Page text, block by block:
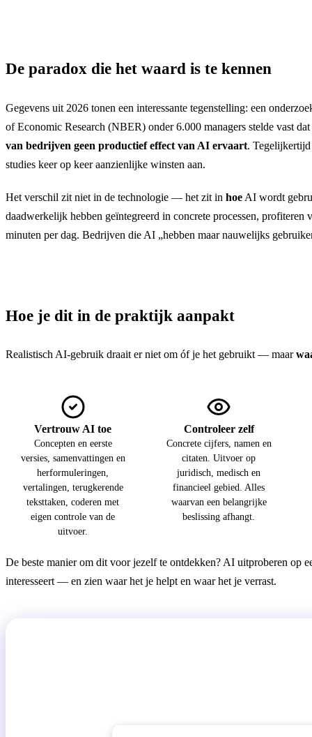
De paradox die het waard is te kennen
Gegevens uit 2026 tonen een interessante tegenstelling: een
of Economic Research (NBER) onder 6.000 managers stelde vast dat
van bedrijven geen productief effect van AI ervaart.
studies keer op keer aanzienlijke winsten aan.
Het verschil zit niet in de technologie — het zit in hoe AI wordt
daadwerkelijk hebben geïntegreerd in concrete processen, profiteren
minuten per dag. Bedrijven die AI „hebben maar nauwelijks
Hoe je dit in de praktijk aanpakt
Realistisch AI-gebruik draait er niet om óf je het gebruikt — maar
Vertrouw AI toe
Concepten en eerste
versies, samenvattingen en
herformuleringen,
vertalingen, terugkerende
teksttaken, coderen met
eigen controle van de
uitvoer.
Controleer zelf
Concrete cijfers, namen en
citaten. Uitvoer op
juridisch, medisch en
financieel gebied. Alles
waarvan een belangrijke
beslissing afhangt.
De beste manier om dit voor jezelf te ontdekken? AI uitproberen op
interesseert — en zien waar het je helpt en waar het je verrast.